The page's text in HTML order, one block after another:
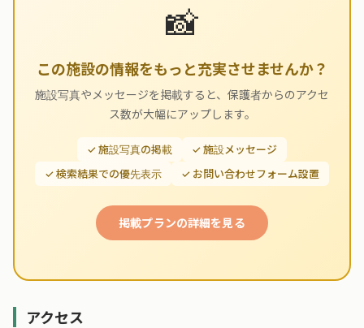
📸
この施設の情報をもっと充実させませんか？
施設写真やメッセージを掲載すると、保護者からのアクセ
ス数が大幅にアップします。
✓ 施設写真の掲載
✓ 施設メッセージ
✓ 検索結果での優先表示
✓ お問い合わせフォーム設置
掲載プランの詳細を見る
アクセス